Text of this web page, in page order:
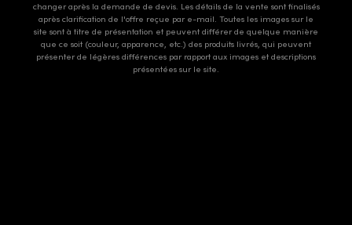
changer après la demande de devis. Les détails de la vente sont finalisés
après clarification de l'offre reçue par e-mail. Toutes les images sur le
site sont à titre de présentation et peuvent différer de quelque manière
que ce soit (couleur, apparence, etc.) des produits livrés, qui peuvent
présenter de légères différences par rapport aux images et descriptions
présentées sur le site.